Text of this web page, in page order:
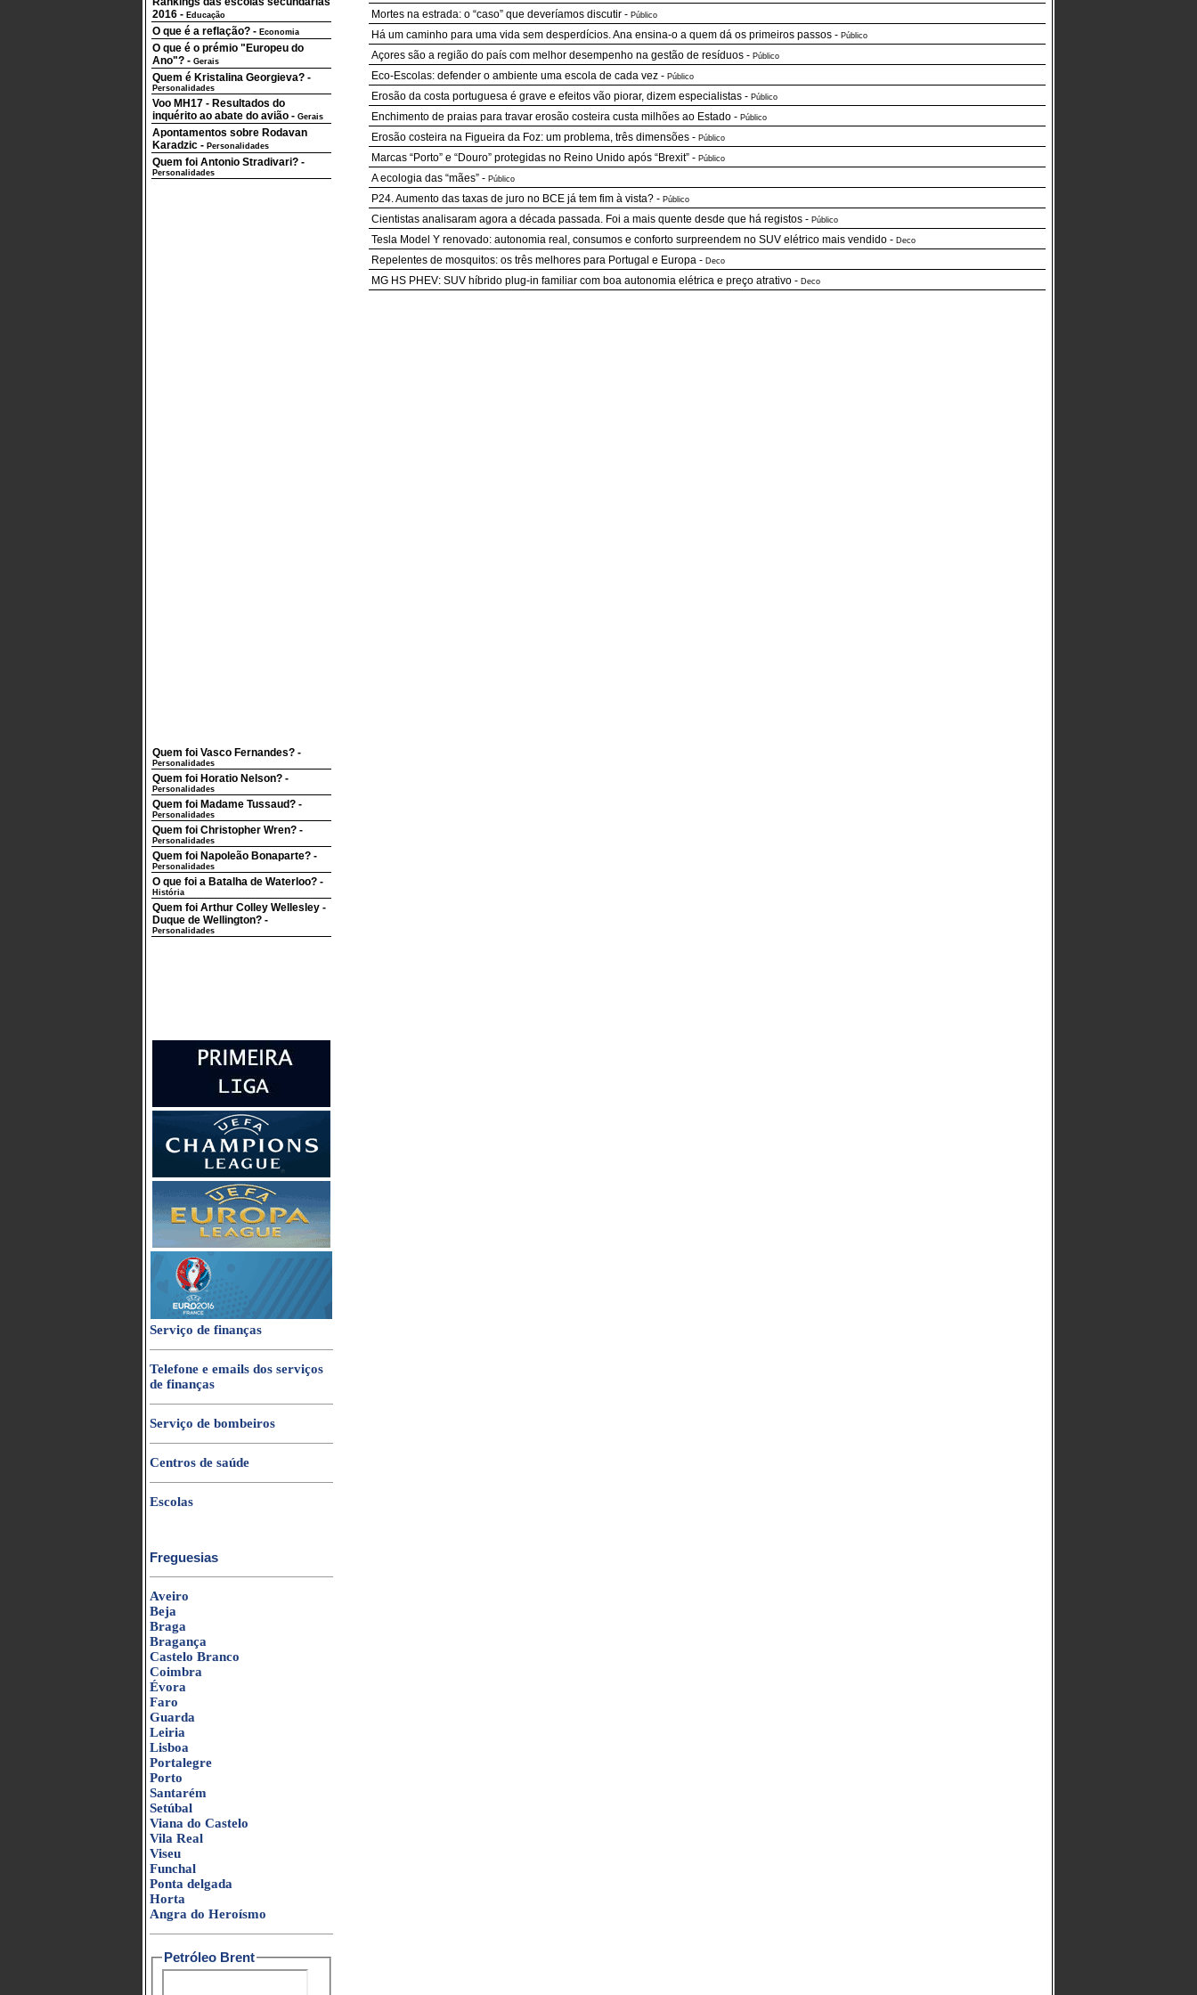
2016 - Educação
O que é a reflação? - Economia
O que é o prémio "Europeu do
Ano"? - Gerais
Quem é Kristalina Georgieva? -
Personalidades
Voo MH17 - Resultados do
inquérito ao abate do avião - Gerais
Apontamentos sobre Rodavan
Karadzic - Personalidades
Quem foi Antonio Stradivari? -
Personalidades
Quem foi Vasco Fernandes? -
Personalidades
Quem foi Horatio Nelson? -
Personalidades
Quem foi Madame Tussaud? -
Personalidades
Quem foi Christopher Wren? -
Personalidades
Quem foi Napoleão Bonaparte? -
Personalidades
O que foi a Batalha de Waterloo? -
História
Quem foi Arthur Colley Wellesley -
Duque de Wellington? -
Personalidades
Serviço de finanças
Telefone e emails dos serviços
de finanças
Serviço de bombeiros
Centros de saúde
Escolas
Freguesias
Aveiro
Beja
Braga
Bragança
Castelo Branco
Coimbra
Évora
Faro
Guarda
Leiria
Lisboa
Portalegre
Porto
Santarém
Setúbal
Viana do Castelo
Vila Real
Viseu
Funchal
Ponta delgada
Horta
Angra do Heroísmo
Petróleo Brent
Mortes na estrada: o “caso” que deveríamos discutir - Público
Há um caminho para uma vida sem desperdícios. Ana ensina-o a quem dá os primeiros passos - Público
Açores são a região do país com melhor desempenho na gestão de resíduos - Público
Eco-Escolas: defender o ambiente uma escola de cada vez - Público
Erosão da costa portuguesa é grave e efeitos vão piorar, dizem especialistas - Público
Enchimento de praias para travar erosão costeira custa milhões ao Estado - Público
Erosão costeira na Figueira da Foz: um problema, três dimensões - Público
Marcas “Porto” e “Douro” protegidas no Reino Unido após “Brexit” - Público
A ecologia das “mães” - Público
P24. Aumento das taxas de juro no BCE já tem fim à vista? - Público
Cientistas analisaram agora a década passada. Foi a mais quente desde que há registos - Público
Tesla Model Y renovado: autonomia real, consumos e conforto surpreendem no SUV elétrico mais vendido - Deco
Repelentes de mosquitos: os três melhores para Portugal e Europa - Deco
MG HS PHEV: SUV híbrido plug-in familiar com boa autonomia elétrica e preço atrativo - Deco